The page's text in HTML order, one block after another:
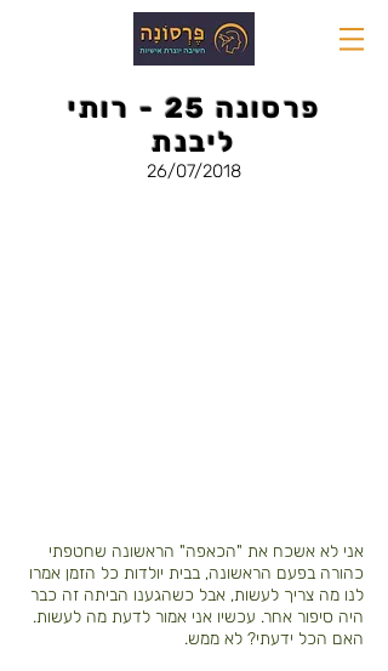
פרסונה 25 - רותי
ליבנת
26/07/2018
אני לא אשכח את "הכאפה" הראשונה שחטפתי
כהורה בפעם הראשונה, בבית יולדות כל הזמן אמרו
לנו מה צריך לעשות, אבל כשהגענו הביתה זה כבר
היה סיפור אחר. עכשיו אני אמור לדעת מה לעשות.
האם הכל ידעתי? לא ממש.